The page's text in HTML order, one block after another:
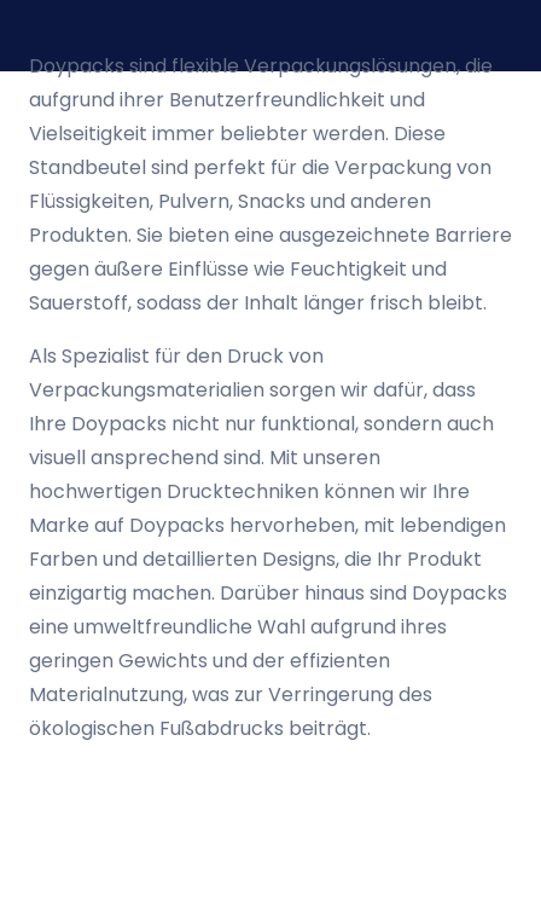
Doypacks sind flexible Verpackungslösungen, die
aufgrund ihrer Benutzerfreundlichkeit und
Vielseitigkeit immer beliebter werden. Diese
Standbeutel sind perfekt für die Verpackung von
Flüssigkeiten, Pulvern, Snacks und anderen
Produkten. Sie bieten eine ausgezeichnete Barriere
gegen äußere Einflüsse wie Feuchtigkeit und
Sauerstoff, sodass der Inhalt länger frisch bleibt.
Als Spezialist für den Druck von
Verpackungsmaterialien sorgen wir dafür, dass
Ihre Doypacks nicht nur funktional, sondern auch
visuell ansprechend sind. Mit unseren
hochwertigen Drucktechniken können wir Ihre
Marke auf Doypacks hervorheben, mit lebendigen
Farben und detaillierten Designs, die Ihr Produkt
einzigartig machen. Darüber hinaus sind Doypacks
eine umweltfreundliche Wahl aufgrund ihres
geringen Gewichts und der effizienten
Materialnutzung, was zur Verringerung des
ökologischen Fußabdrucks beiträgt.